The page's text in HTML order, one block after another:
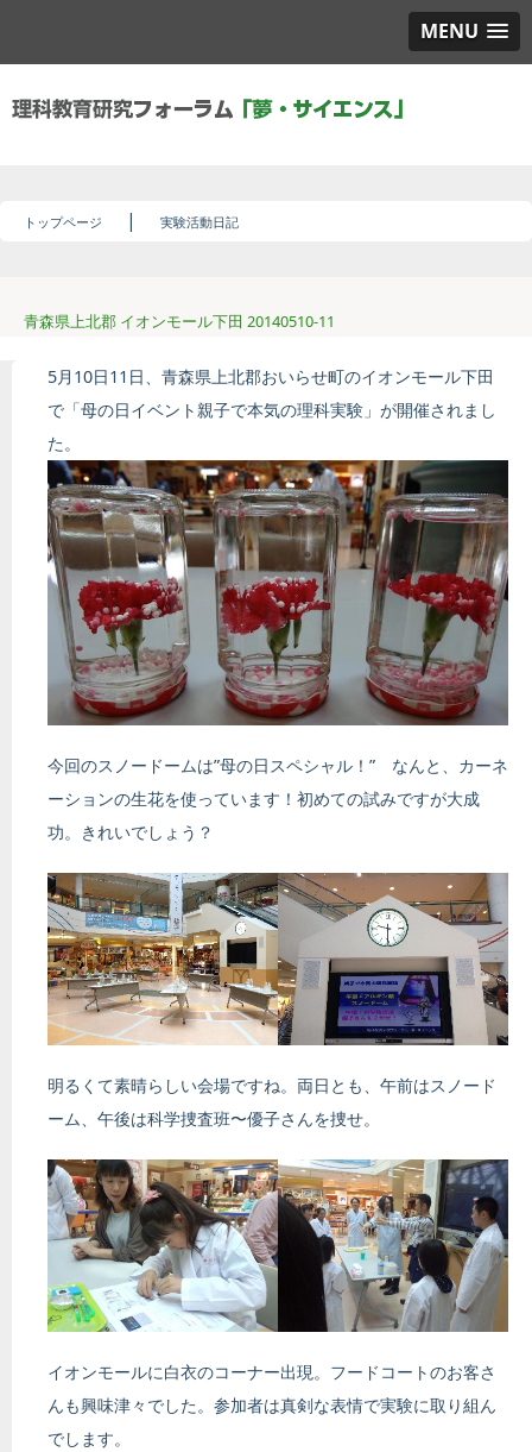
MENU
トップページ | 実験活動日記
青森県上北郡 イオンモール下田 20140510-11
5月10日11日、青森県上北郡おいらせ町のイオンモール下田
で「母の日イベント親子で本気の理科実験」が開催されまし
た。
今回のスノードームは”母の日スペシャル！” なんと、カーネ
ーションの生花を使っています！初めての試みですが大成
功。きれいでしょう？
明るくて素晴らしい会場ですね。両日とも、午前はスノード
ーム、午後は科学捜査班〜優子さんを捜せ。
イオンモールに白衣のコーナー出現。フードコートのお客さ
んも興味津々でした。参加者は真剣な表情で実験に取り組ん
でします。